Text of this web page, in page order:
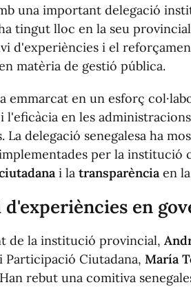
una important delegació
tingut lloc en la seu
d'experiències i el
matèria de gestió pública.
emmarcat en un esforç
en les
La delegació senegalesa ha
per la institució
i la transparència en
en
de la institució provincial,
Participació Ciutadana, María
rebut una comitiva